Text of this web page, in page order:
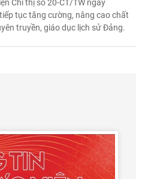
Chỉ thị số 20-CT/TW ngày
tục tăng cường, nâng cao chất
truyền, giáo dục lịch sử Đảng.